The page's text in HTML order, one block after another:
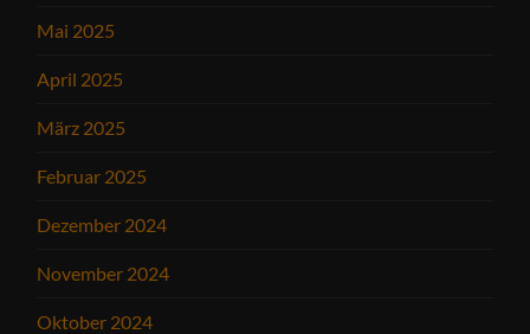
Mai 2025
April 2025
März 2025
Februar 2025
Dezember 2024
November 2024
Oktober 2024